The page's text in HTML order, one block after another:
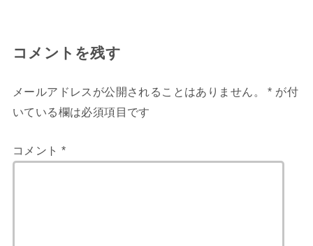
コメントを残す
メールアドレスが公開されることはありません。 * が付
いている欄は必須項目です
コメント *